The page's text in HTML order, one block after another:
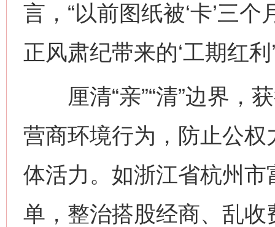
言，“以前图纸被‘卡’三
正风肃纪带来的‘工期红利
厘清“亲”“清”边界，
营商环境行为，防止公
体活力。如浙江省杭州
单，整治搭股经商、乱